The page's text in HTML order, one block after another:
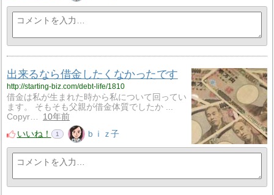
出来るなら借金したくなかったです
http://starting-biz.com/debt-life/1810
借金は私が生まれた時から私について回ってい
ます。 そもそも父親が借金体質でしたか ...
Copyr…
10年前
いいね！
1 ｂｉｚ子